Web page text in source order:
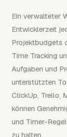
Ein verwalteter
Entwicklerzeit
Projektbudgets
Time Tracking
Aufgaben und
unterstützten
ClickUp, Trello,
können
und Timer-
zu halten.